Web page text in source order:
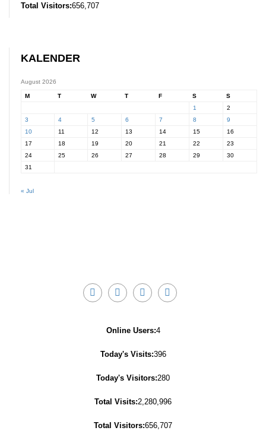
Total Visitors:656,707
KALENDER
August 2026
M T W T F S
S
1
2
3
4 5 6 7 8
9
10
11 12 13 14 15
16
17
18 19 20 21 22
23
24
25 26 27 28 29
30
31
« Jul
Online Users:4
Today's Visits:396
Today's Visitors:280
Total Visits:2,280,996
Total Visitors:656,707